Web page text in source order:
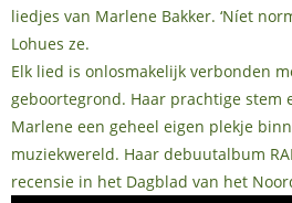
liedjes van Marlene Bakker. ‘Níet
Lohues ze.
Elk lied is onlosmakelijk verbonden
geboortegrond. Haar prachtige stem
Marlene een geheel eigen plekje
muziekwereld. Haar debuutalbum
recensie in het Dagblad van het